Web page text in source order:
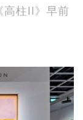
高柱II》早前